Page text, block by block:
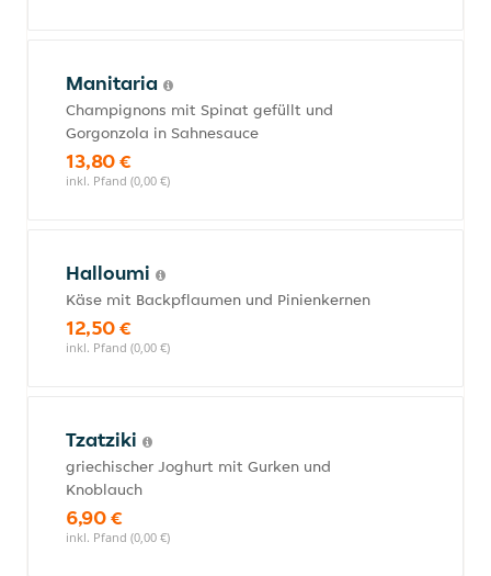
Manitaria
Champignons mit Spinat gefüllt und
Gorgonzola in Sahnesauce
13,80 €
inkl. Pfand (0,00 €)
Halloumi
Käse mit Backpflaumen und Pinienkernen
12,50 €
inkl. Pfand (0,00 €)
Tzatziki
griechischer Joghurt mit Gurken und
Knoblauch
6,90 €
inkl. Pfand (0,00 €)